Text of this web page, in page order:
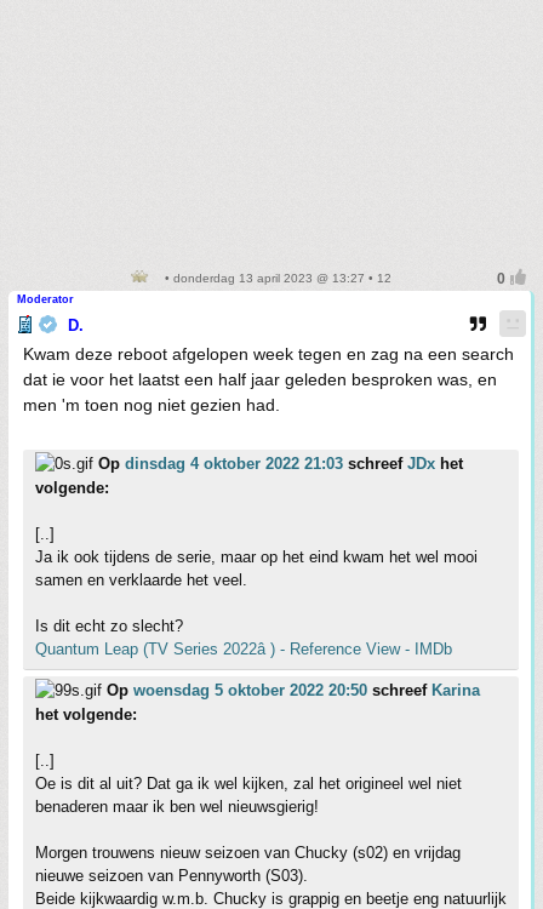
• donderdag 13 april 2023 @ 13:27 • 12
Moderator
D.
Kwam deze reboot afgelopen week tegen en zag na een search
dat ie voor het laatst een half jaar geleden besproken was, en
men 'm toen nog niet gezien had.
Op dinsdag 4 oktober 2022 21:03 schreef JDx het
volgende:
[..]
Ja ik ook tijdens de serie, maar op het eind kwam het wel mooi
samen en verklaarde het veel.
Is dit echt zo slecht?
Quantum Leap (TV Series 2022â ) - Reference View - IMDb
Op woensdag 5 oktober 2022 20:50 schreef Karina
het volgende:
[..]
Oe is dit al uit? Dat ga ik wel kijken, zal het origineel wel niet
benaderen maar ik ben wel nieuwsgierig!
Morgen trouwens nieuw seizoen van Chucky (s02) en vrijdag
nieuwe seizoen van Pennyworth (S03).
Beide kijkwaardig w.m.b. Chucky is grappig en beetje eng natuurlijk